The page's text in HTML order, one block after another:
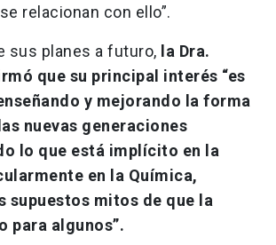
relacionan con ello”.
sus planes a futuro, la Dra.
que su principal interés “es
y mejorando la forma
nuevas generaciones
lo que está implícito en la
en la Química,
supuestos mitos de que la
para algunos”.